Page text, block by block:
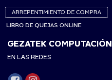
ARREPENTIMIENTO DE COMPRA
LIBRO DE QUEJAS ONLINE
GEZATEK COMPUTACIÓN
EN LAS REDES